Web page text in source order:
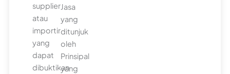
supplier
atau
importir
yang
dapat
dibuktikan
Jasa
yang
ditunjuk
oleh
Prinsipal
yang